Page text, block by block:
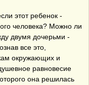
этот ребенок -
человека? Можно ли
двумя дочерьми -
все это,
окружающих и
равновесие
она решилась